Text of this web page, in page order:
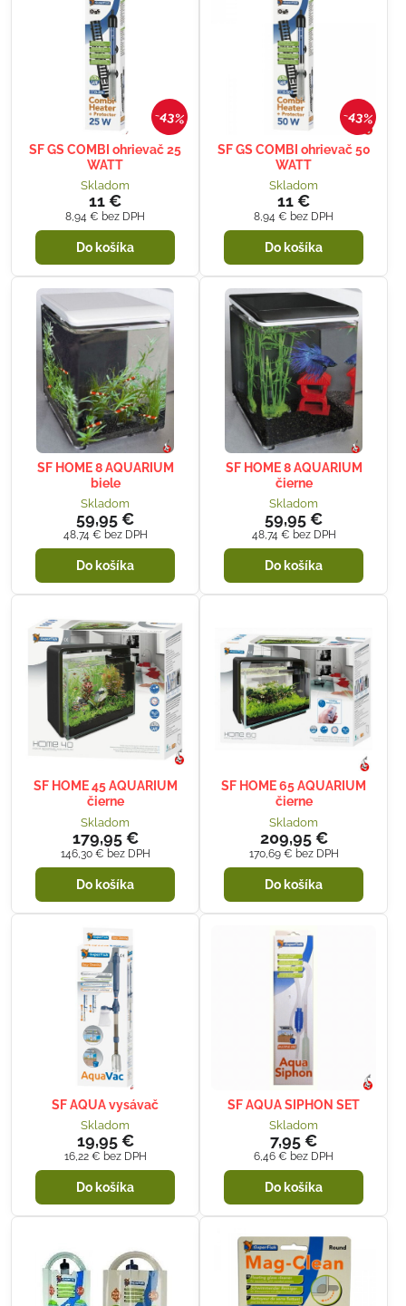
43%
SF GS COMBI ohrievač 25
WATT
Skladom
11 €
8,94 € bez DPH
Do košíka
43%
SF GS COMBI ohrievač 50
WATT
Skladom
11 €
8,94 € bez DPH
Do košíka
SF HOME 8 AQUARIUM
biele
Skladom
59,95 €
48,74 € bez DPH
Do košíka
SF HOME 8 AQUARIUM
čierne
Skladom
59,95 €
48,74 € bez DPH
Do košíka
SF HOME 45 AQUARIUM
čierne
Skladom
179,95 €
146,30 € bez DPH
Do košíka
SF HOME 65 AQUARIUM
čierne
Skladom
209,95 €
170,69 € bez DPH
Do košíka
SF AQUA vysávač
Skladom
19,95 €
16,22 € bez DPH
Do košíka
SF AQUA SIPHON SET
Skladom
7,95 €
6,46 € bez DPH
Do košíka